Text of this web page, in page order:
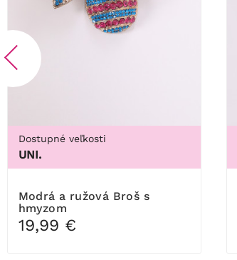
Dostupné veľkosti
UNI.
Modrá a ružová Broš s
hmyzom
19,99 €